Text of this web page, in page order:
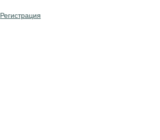
Регистрация